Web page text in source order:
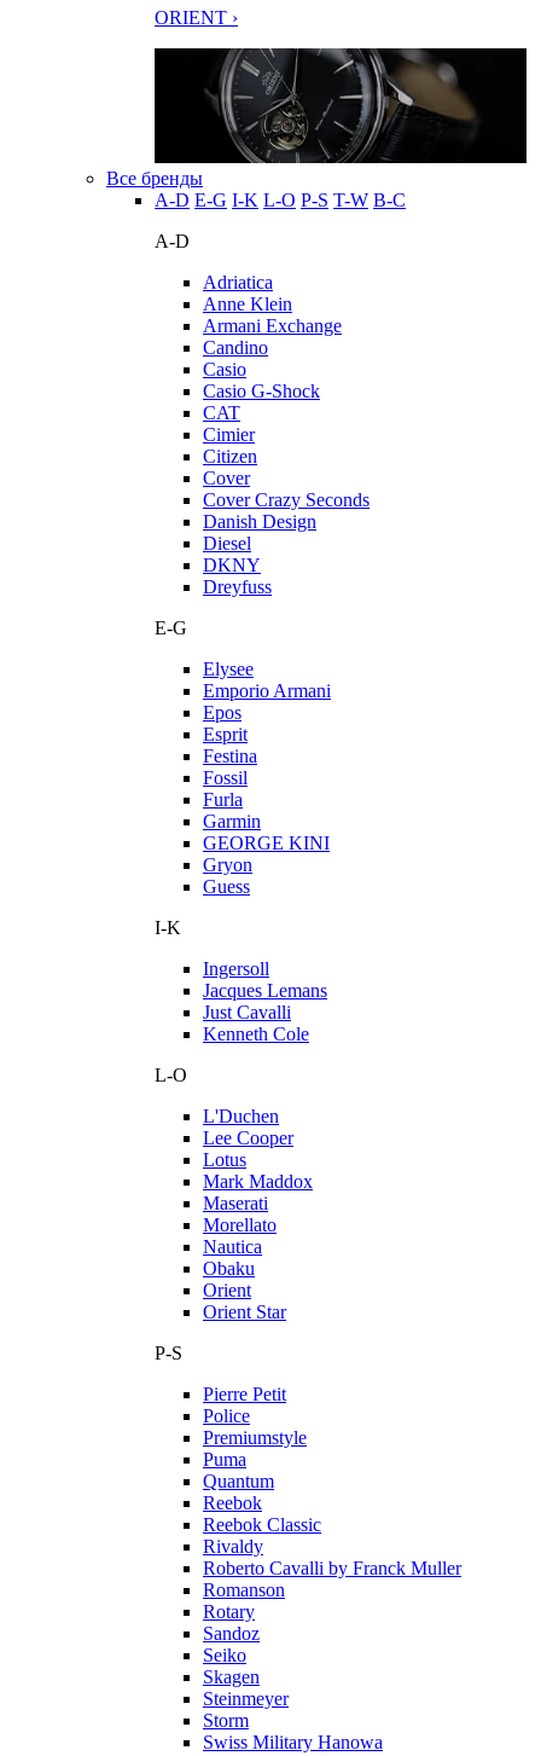
ORIENT ›
Все бренды
A-D E-G I-K L-O P-S T-W В-С
A-D
Adriatica
Anne Klein
Armani Exchange
Candino
Casio
Casio G-Shock
CAT
Cimier
Citizen
Cover
Cover Crazy Seconds
Danish Design
Diesel
DKNY
Dreyfuss
E-G
Elysee
Emporio Armani
Epos
Esprit
Festina
Fossil
Furla
Garmin
GEORGE KINI
Gryon
Guess
I-K
Ingersoll
Jacques Lemans
Just Cavalli
Kenneth Cole
L-O
L'Duchen
Lee Cooper
Lotus
Mark Maddox
Maserati
Morellato
Nautica
Obaku
Orient
Orient Star
P-S
Pierre Petit
Police
Premiumstyle
Puma
Quantum
Reebok
Reebok Classic
Rivaldy
Roberto Cavalli by Franck Muller
Romanson
Rotary
Sandoz
Seiko
Skagen
Steinmeyer
Storm
Swiss Military Hanowa